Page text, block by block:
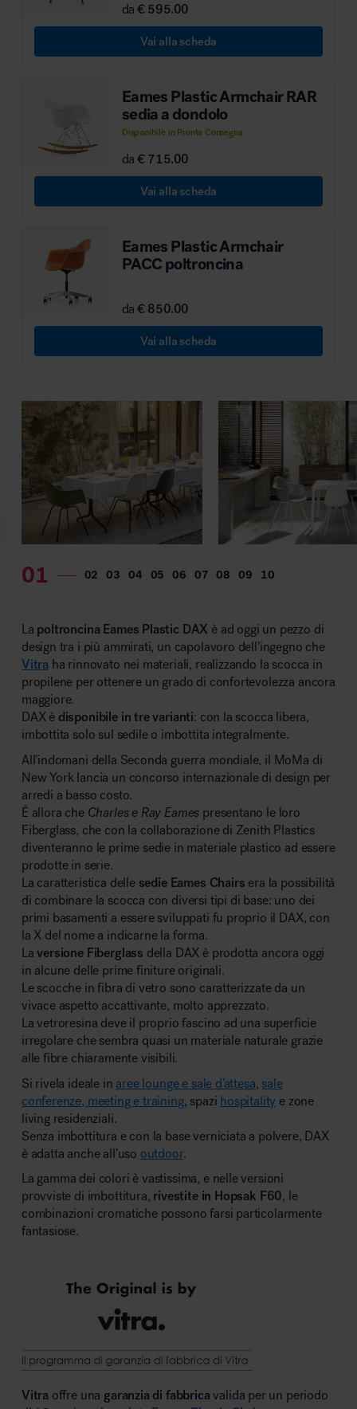
da€ 595.00
Vai alla scheda
Eames Plastic Armchair RAR
sedia a dondolo
Disponibile in Pronta Consegna
da€ 715.00
Vai alla scheda
Eames Plastic Armchair
PACC poltroncina
da€ 850.00
Vai alla scheda
La poltroncina Eames Plastic DAX è ad oggi un pezzo di
design tra i più ammirati, un capolavoro dell’ingegno che
Vitra ha rinnovato nei materiali, realizzando la scocca in
propilene per ottenere un grado di confortevolezza ancora
maggiore.
DAX è disponibile in tre varianti: con la scocca libera,
imbottita solo sul sedile o imbottita integralmente.
All’indomani della Seconda guerra mondiale, il MoMa di
New York lancia un concorso internazionale di design per
arredi a basso costo.
È allora che Charles e Ray Eames presentano le loro
Fiberglass, che con la collaborazione di Zenith Plastics
diventeranno le prime sedie in materiale plastico ad essere
prodotte in serie.
La caratteristica delle sedie Eames Chairs era la possibilità
di combinare la scocca con diversi tipi di base: uno dei
primi basamenti a essere sviluppati fu proprio il DAX, con
la X del nome a indicarne la forma.
Laversione Fiberglass della DAX è prodotta ancora oggi
in alcune delle prime finiture originali.
Le scocche in fibra di vetro sono caratterizzate da un
vivace aspetto accattivante, molto apprezzato.
La vetroresina deve il proprio fascino ad una superficie
irregolare che sembra quasi un materiale naturale grazie
alle fibre chiaramente visibili.
Si rivela ideale in aree lounge e sale d’attesa, sale
conferenze, meeting e training, spazi hospitality e zone
living residenziali.
Senza imbottitura e con la base verniciata a polvere, DAX
è adatta anche all’uso outdoor.
La gamma dei colori è vastissima, e nelle versioni
provviste di imbottitura, rivestite in Hopsak F60, le
combinazioni cromatiche possono farsi particolarmente
fantasiose.
Vitra offre una garanzia di fabbrica valida per un periodo